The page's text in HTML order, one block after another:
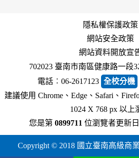
隱私權保護政策
網站安全政策
網站資料開放宣
702023 臺南市南區健康路一段
電話︰06-2617123 全校分機
建議使用 Chrome、Edge、Safari、
1024 X 768 px 以上
您是第 0899711 位瀏覽者更新
Copyright © 2018 國立臺南高級商